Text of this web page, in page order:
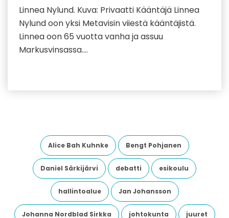
Linnea Nylund. Kuva: Privaatti Kääntäjä Linnea
Nylund oon yksi Metavisin viiestä kääntäjistä.
Linnea oon 65 vuotta vanha ja assuu
Markusvinsassa….
Alice Bah Kuhnke Bengt Pohjanen
Daniel Särkijärvi debatti esikoulu
hallintoalue Jan Johansson
Johanna Nordblad Sirkka johtokunta juuret